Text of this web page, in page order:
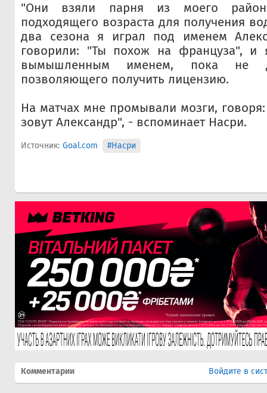
"Они взяли парня из моего
подходящего возраста для получения
два сезона я играл под именем
говорили: "Ты похож на француза", и
вымышленным именем, пока не
позволяющего получить лицензию.
На матчах мне промывали мозги,
зовут Александр", - вспоминает Насри.
Источник: Goal.com #Насри
Комментарии Войдите в